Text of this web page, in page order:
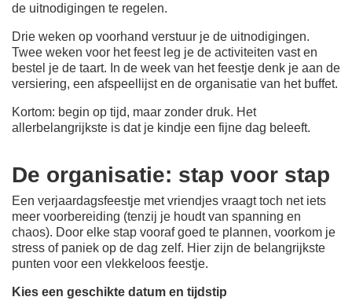
de uitnodigingen te regelen.
Drie weken op voorhand verstuur je de uitnodigingen.
Twee weken voor het feest leg je de activiteiten vast en
bestel je de taart. In de week van het feestje denk je aan de
versiering, een afspeellijst en de organisatie van het buffet.
Kortom: begin op tijd, maar zonder druk. Het
allerbelangrijkste is dat je kindje een fijne dag beleeft.
De organisatie: stap voor stap
Een verjaardagsfeestje met vriendjes vraagt toch net iets
meer voorbereiding (tenzij je houdt van spanning en
chaos). Door elke stap vooraf goed te plannen, voorkom je
stress of paniek op de dag zelf. Hier zijn de belangrijkste
punten voor een vlekkeloos feestje.
Kies een geschikte datum en tijdstip